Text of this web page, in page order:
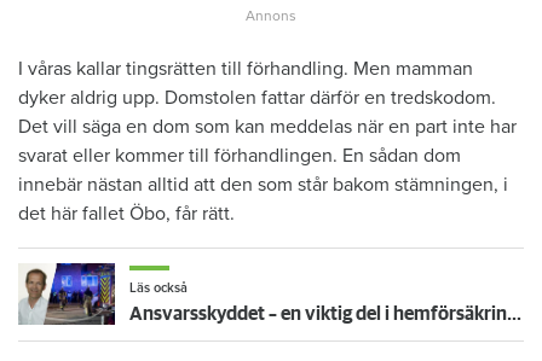
I våras kallar tingsrätten till förhandling. Men mamman
dyker aldrig upp. Domstolen fattar därför en tredskodom.
Det vill säga en dom som kan meddelas när en part inte har
svarat eller kommer till förhandlingen. En sådan dom
innebär nästan alltid att den som står bakom stämningen, i
det här fallet Öbo, får rätt.
Läs också
Ansvarsskyddet – en viktig del i hemförsäkringen